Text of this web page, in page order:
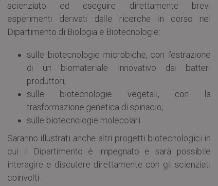
scienziato ed eseguire direttamente brevi
esperimenti derivati dalle ricerche in corso nel
Dipartimento di Biologia e Biotecnologie:
sulle biotecnologie microbiche, con l’estrazione
di un biomateriale innovativo dai batteri
produttori;
sulle biotecnologie vegetali, con la
trasformazione genetica di spinacio;
sulle biotecnologie molecolari.
Saranno illustrati anche altri progetti biotecnologici in
cui il Dipartimento è impegnato e sarà possibile
interagire e discutere direttamente con gli scienziati
coinvolti.